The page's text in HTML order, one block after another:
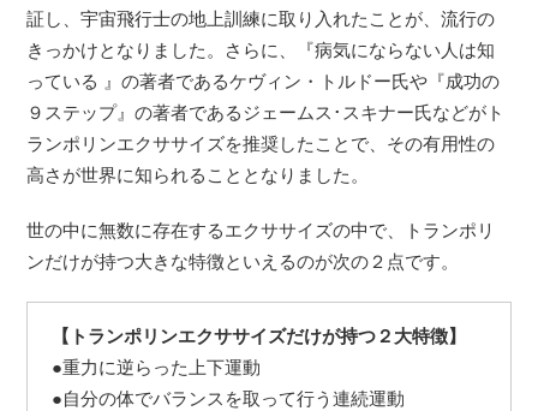
証し、宇宙飛行士の地上訓練に取り入れたことが、流行の
きっかけとなりました。さらに、『病気にならない人は知
っている 』の著者であるケヴィン・トルドー氏や『成功の
９ステップ』の著者であるジェームス･スキナー氏などがト
ランポリンエクササイズを推奨したことで、その有用性の
高さが世界に知られることとなりました。
世の中に無数に存在するエクササイズの中で、トランポリ
ンだけが持つ大きな特徴といえるのが次の２点です。
【トランポリンエクササイズだけが持つ２大特徴】
●重力に逆らった上下運動
●自分の体でバランスを取って行う連続運動